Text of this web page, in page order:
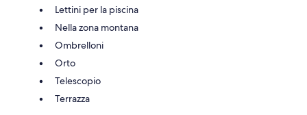
Lettini per la piscina
Nella zona montana
Ombrelloni
Orto
Telescopio
Terrazza